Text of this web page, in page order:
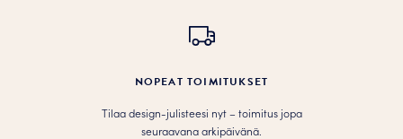
NOPEAT TOIMITUKSET
Tilaa design-julisteesi nyt – toimitus jopa
seuraavana arkipäivänä.